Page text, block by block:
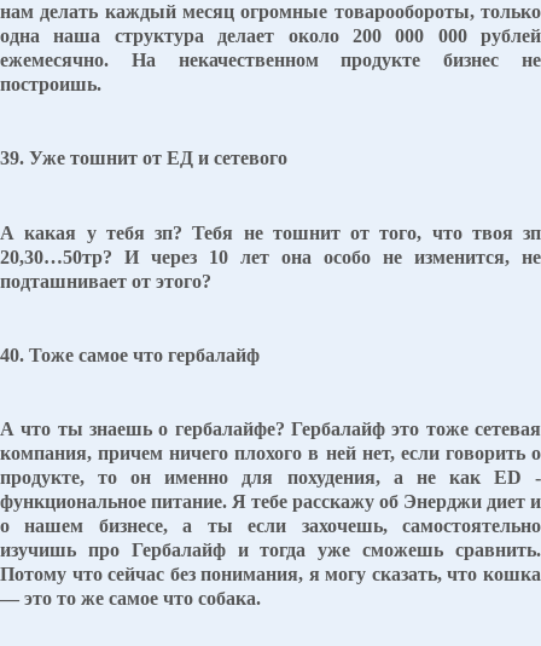
нам делать каждый месяц огромные товарообороты, только
одна наша структура делает около 200 000 000 рублей
ежемесячно. На некачественном продукте бизнес не
построишь.
39. Уже тошнит от ЕД и сетевого
А какая у тебя зп? Тебя не тошнит от того, что твоя зп
20,30…50тр? И через 10 лет она особо не изменится, не
подташнивает от этого?
40. Тоже самое что гербалайф
А что ты знаешь о гербалайфе? Гербалайф это тоже сетевая
компания, причем ничего плохого в ней нет, если говорить о
продукте, то он именно для похудения, а не как ED -
функциональное питание. Я тебе расскажу об Энерджи диет и
о нашем бизнесе, а ты если захочешь, самостоятельно
изучишь про Гербалайф и тогда уже сможешь сравнить.
Потому что сейчас без понимания, я могу сказать, что кошка
— это то же самое что собака.